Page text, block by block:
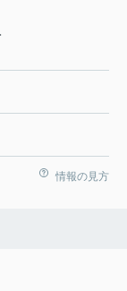
情報の見方